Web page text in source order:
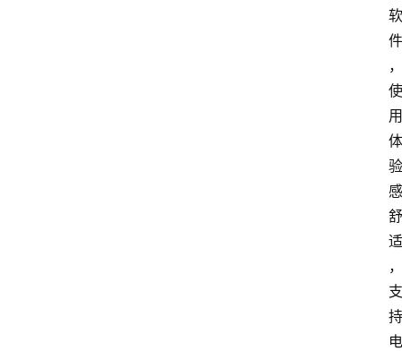
软
件
，
使
用
体
验
感
舒
适
，
支
持
电